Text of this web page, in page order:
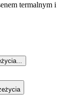
termalnym i